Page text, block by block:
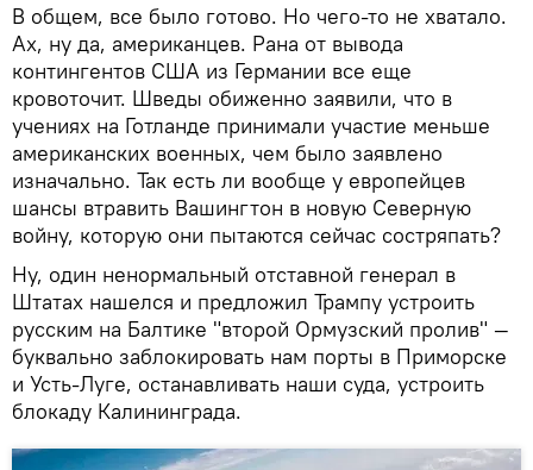
В общем, все было готово. Но чего-то не хватало.
Ах, ну да, американцев. Рана от вывода
контингентов США из Германии все еще
кровоточит. Шведы обиженно заявили, что в
учениях на Готланде принимали участие меньше
американских военных, чем было заявлено
изначально. Так есть ли вообще у европейцев
шансы втравить Вашингтон в новую Северную
войну, которую они пытаются сейчас состряпать?
Ну, один ненормальный отставной генерал в
Штатах нашелся и предложил Трампу устроить
русским на Балтике "второй Ормузский пролив" —
буквально заблокировать нам порты в Приморске
и Усть-Луге, останавливать наши суда, устроить
блокаду Калининграда.